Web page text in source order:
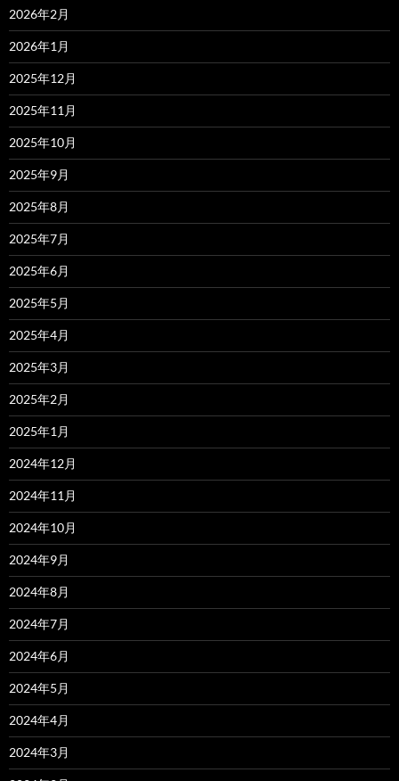
2026年2月
2026年1月
2025年12月
2025年11月
2025年10月
2025年9月
2025年8月
2025年7月
2025年6月
2025年5月
2025年4月
2025年3月
2025年2月
2025年1月
2024年12月
2024年11月
2024年10月
2024年9月
2024年8月
2024年7月
2024年6月
2024年5月
2024年4月
2024年3月